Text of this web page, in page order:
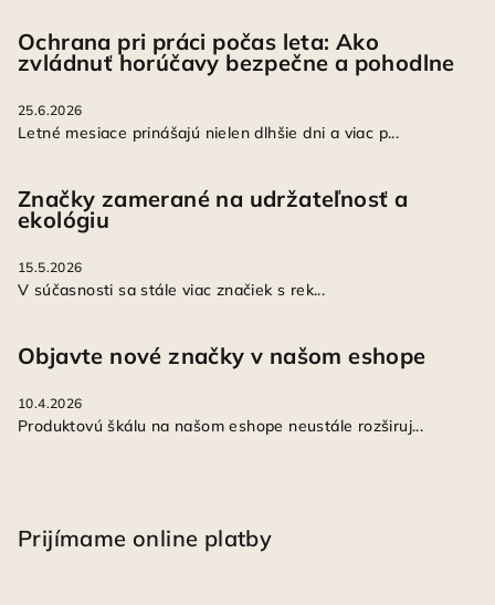
Ochrana pri práci počas leta: Ako
zvládnuť horúčavy bezpečne a pohodlne
25.6.2026
Letné mesiace prinášajú nielen dlhšie dni a viac p...
Značky zamerané na udržateľnosť a
ekológiu
15.5.2026
V súčasnosti sa stále viac značiek s rek...
Objavte nové značky v našom eshope
10.4.2026
Produktovú škálu na našom eshope neustále rozširuj...
Prijímame online platby